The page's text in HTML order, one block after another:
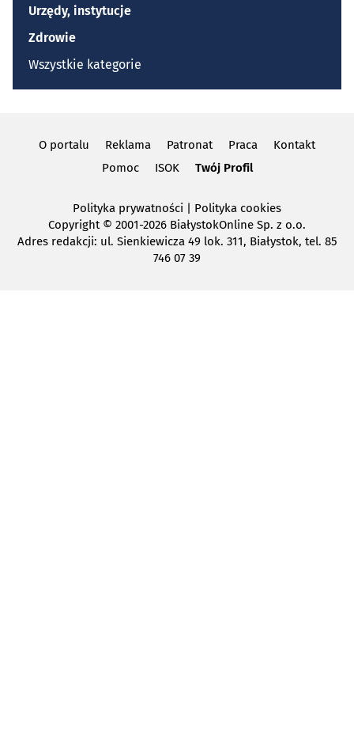
Urzędy, instytucje
Zdrowie
Wszystkie kategorie
O portalu Reklama Patronat Praca
Kontakt
Pomoc
ISOK Twój Profil
Polityka prywatności | Polityka cookies
Copyright© 2001-2026 BiałystokOnline Sp. z o.o.
Adres redakcji: ul. Sienkiewicza 49 lok. 311, Białystok, tel. 85
746 07 39